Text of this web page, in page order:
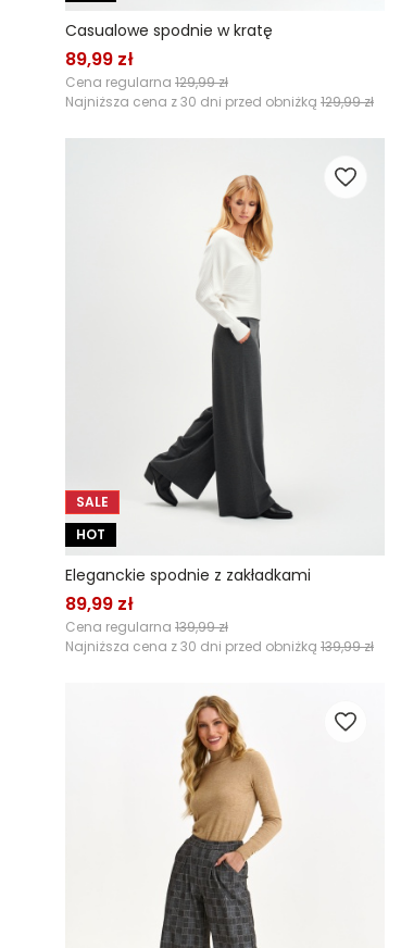
Casualowe spodnie w kratę
89,99 zł
Cena regularna 129,99 zł
Najniższa cena z 30 dni przed obniżką 129,99 zł
SALE
HOT
Eleganckie spodnie z zakładkami
89,99 zł
Cena regularna 139,99 zł
Najniższa cena z 30 dni przed obniżką 139,99 zł